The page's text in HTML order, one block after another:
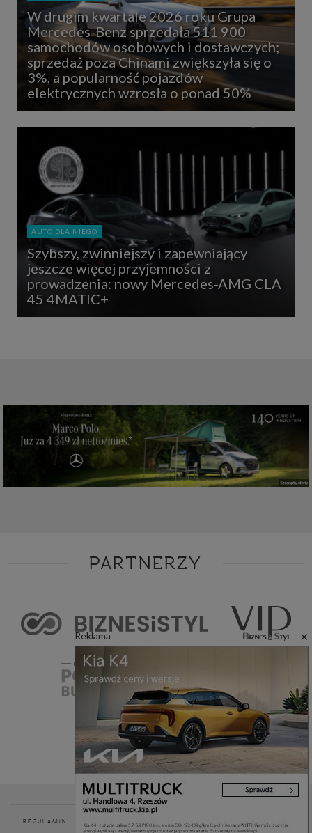
Reklama ×
W drugim kwartale 2026 roku Grupa
Mercedes-Benz sprzedała 511 900
samochodów osobowych i dostawczych;
sprzedaż poza Chinami zwiększyła się o
3%, a popularność pojazdów
elektrycznych wzrosła o ponad 50%
AUTO DLA NIEGO
Szybszy, zwinniejszy i zapewniający
jeszcze więcej przyjemności z
prowadzenia: nowy Mercedes-AMG CLA
45 4MATIC+
PARTNERZY
REGULAMIN
COOKIES